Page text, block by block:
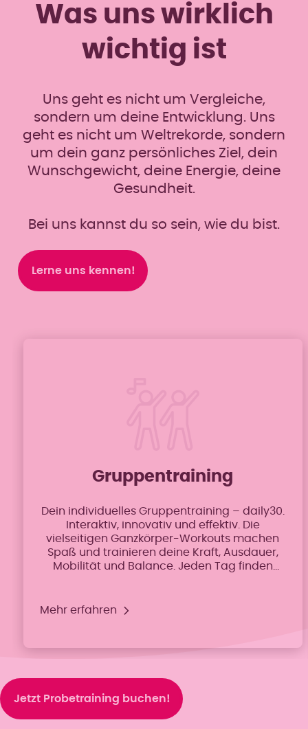
Was uns wirklich
wichtig ist
Uns geht es nicht um Vergleiche,
sondern um deine Entwicklung. Uns
geht es nicht um Weltrekorde, sondern
um dein ganz persönliches Ziel, dein
Wunschgewicht, deine Energie, deine
Gesundheit.
Bei uns kannst du so sein, wie du bist.
Lerne uns kennen!
Gruppentraining
Dein individuelles Gruppentraining – daily30.
Interaktiv, innovativ und effektiv. Die
vielseitigen Ganzkörper-Workouts machen
Spaß und trainieren deine Kraft, Ausdauer,
Mobilität und Balance. Jeden Tag finden
Egal ob Einsteigerin oder Fortgeschrittene –
Mehr erfahren
Jetzt Probetraining buchen!